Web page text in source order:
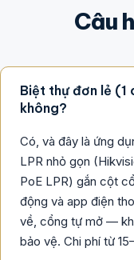
Câu
Biệt thự đơn lẻ (1
không?
Có, và đây là ứng
LPR nhỏ gọn
PoE LPR) gắn cột
động và app điện
về, cổng tự mở —
bảo vệ. Chi phí từ